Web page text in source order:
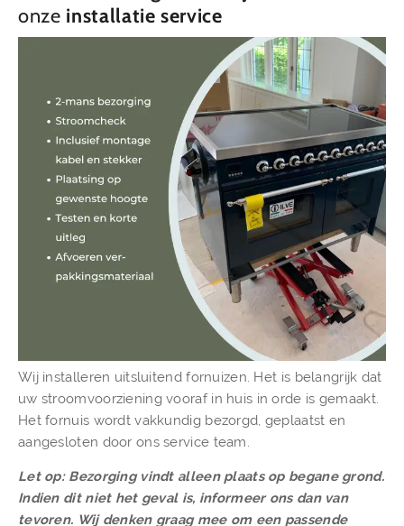
onze installatie service
Wij installeren uitsluitend fornuizen. Het is belangrijk dat
uw stroomvoorziening vooraf in huis in orde is gemaakt.
Het fornuis wordt vakkundig bezorgd, geplaatst en
aangesloten door ons service team.
Let op: Bezorging vindt alleen plaats op begane grond.
Indien dit niet het geval is, informeer ons dan van
tevoren. Wij denken graag mee om een passende